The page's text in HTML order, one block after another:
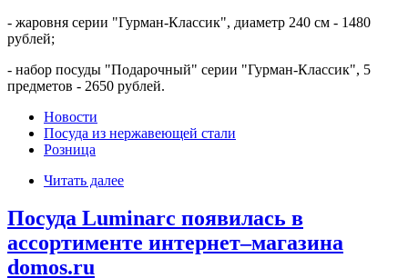
- жаровня серии "Гурман-Классик", диаметр 240 см - 1480
рублей;
- набор посуды "Подарочный" серии "Гурман-Классик", 5
предметов - 2650 рублей.
Новости
Посуда из нержавеющей стали
Розница
Читать далее
Посуда Luminarc появилась в
ассортименте интернет–магазина
domos.ru